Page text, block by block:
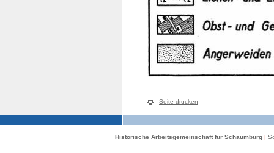
Seite drucken
Historische Arbeitsgemeinschaft für Schaumburg |